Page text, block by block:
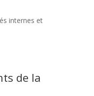
internes et
de la